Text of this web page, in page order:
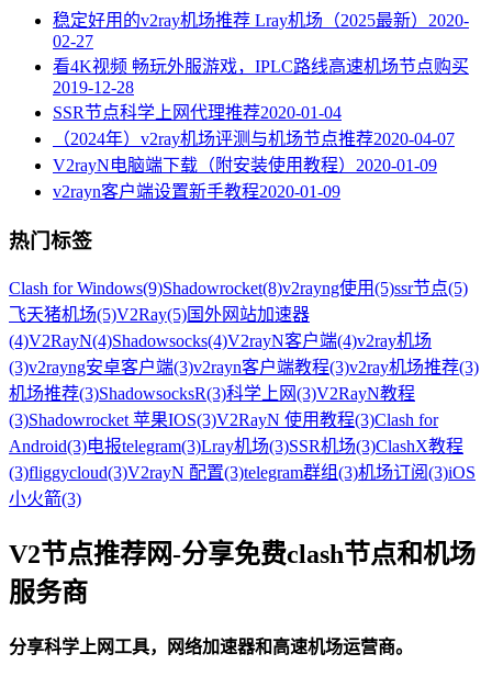
稳定好用的v2ray机场推荐 Lray机场（2025最新） 2020-
02-27
看4K视频 畅玩外服游戏，IPLC路线高速机场节点购买
2019-12-28
SSR节点科学上网代理推荐2020-01-04
（2024年）v2ray机场评测与机场节点推荐2020-04-07
V2rayN电脑端下载（附安装使用教程） 2020-01-09
v2rayn客户端设置新手教程2020-01-09
热门标签
Clash for Windows(9)Shadowrocket(8)v2rayng使用(5)ssr节点(5)
飞天猪机场(5)V2Ray(5)国外网站加速器
(4)V2RayN(4)Shadowsocks(4)V2rayN客户端(4)v2ray机场
(3)v2rayng安卓客户端(3)v2rayn客户端教程(3)v2ray机场推荐(3)
机场推荐(3)ShadowsocksR(3)科学上网(3)V2RayN教程
(3)Shadowrocket 苹果IOS(3)V2RayN 使用教程(3)Clash for
Android(3)电报telegram(3)Lray机场(3)SSR机场(3)ClashX教程
(3)fliggycloud(3)V2rayN 配置(3)telegram群组(3)机场订阅(3)iOS
小火箭(3)
V2节点推荐网-分享免费clash节点和机场
服务商
分享科学上网工具，网络加速器和高速机场运营商。